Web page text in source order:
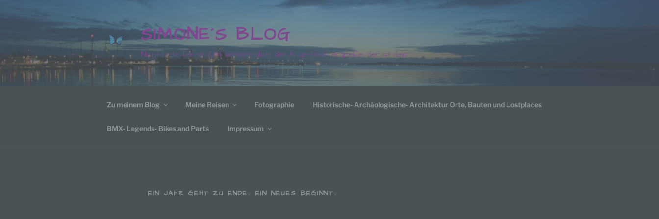
SIMONE´S BLOG
Nicht in die ferne Zeit verliere dich, den Augenblick ergreife, der ist dein
Zu meinem Blog Meine Reisen Fotographie Historische- Archäologische- Architektur Orte, Bauten und Lostplaces
BMX- Legends- Bikes and Parts Impressum
EIN JAHR GEHT ZU ENDE… EIN NEUES BEGINNT…